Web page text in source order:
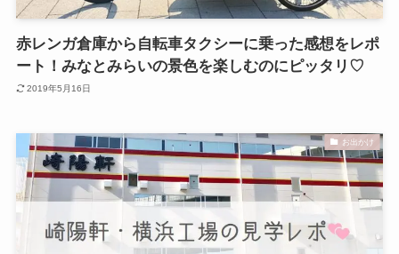
赤レンガ倉庫から自転車タクシーに乗った感想をレポ
ート！みなとみらいの景色を楽しむのにピッタリ♡
2019年5月16日
お出かけ